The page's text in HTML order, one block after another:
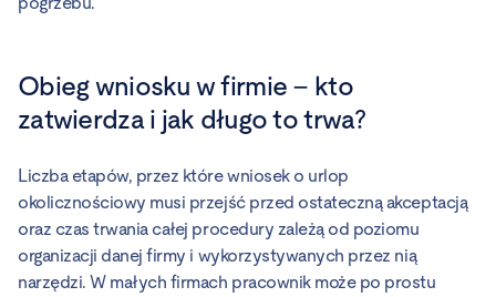
Obieg wniosku w firmie – kto
zatwierdza i jak długo to trwa?
Liczba etapów, przez które wniosek o urlop
okolicznościowy musi przejść przed ostateczną akceptacją
oraz czas trwania całej procedury zależą od poziomu
organizacji danej firmy i wykorzystywanych przez nią
narzędzi. W małych firmach pracownik może po prostu